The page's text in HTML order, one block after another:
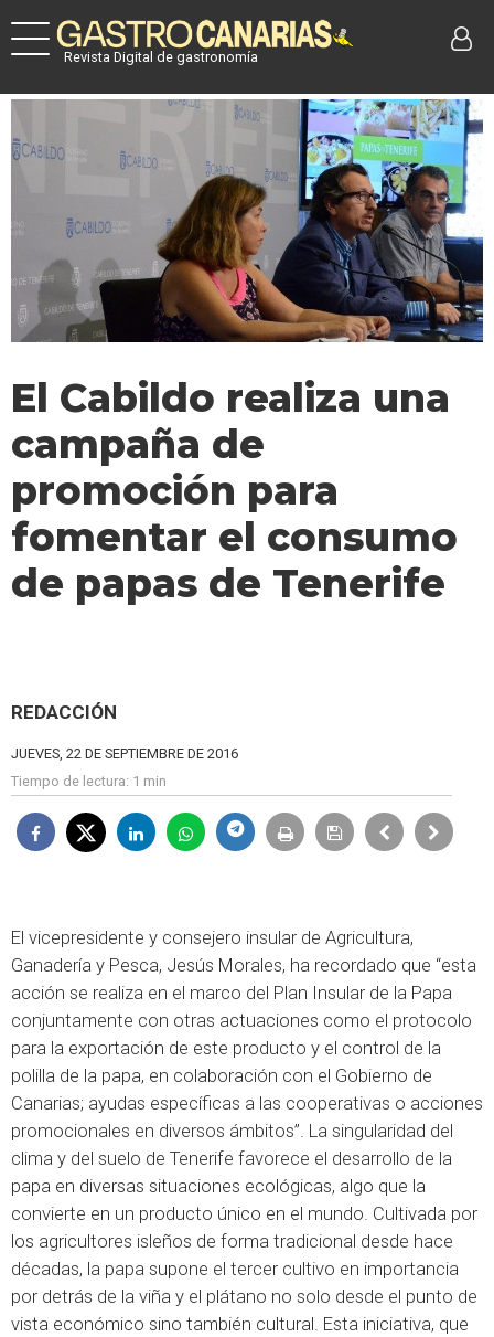
Revista Digital de gastronomía
El Cabildo realiza una
campaña de
promoción para
fomentar el consumo
de papas de Tenerife
REDACCIÓN
JUEVES, 22 DE SEPTIEMBRE DE 2016
Tiempo de lectura: 1 min
El vicepresidente y consejero insular de Agricultura,
Ganadería y Pesca, Jesús Morales, ha recordado que “esta
acción se realiza en el marco del Plan Insular de la Papa
conjuntamente con otras actuaciones como el protocolo
para la exportación de este producto y el control de la
polilla de la papa, en colaboración con el Gobierno de
Canarias; ayudas específicas a las cooperativas o acciones
promocionales en diversos ámbitos”. La singularidad del
clima y del suelo de Tenerife favorece el desarrollo de la
papa en diversas situaciones ecológicas, algo que la
convierte en un producto único en el mundo. Cultivada por
los agricultores isleños de forma tradicional desde hace
décadas, la papa supone el tercer cultivo en importancia
por detrás de la viña y el plátano no solo desde el punto de
vista económico sino también cultural. Esta iniciativa, que